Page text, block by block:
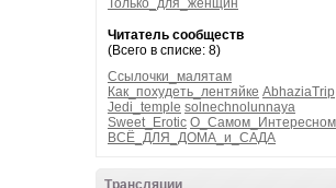
Только_для_женщин
Читатель сообществ
(Всего в списке: 8)
Ссылочки_малятам
Как_похудеть_лентяйке AbhaziaTrip
Jedi_temple solnechnolunnaya
Sweet_Erotic О_Самом_Интересном
ВСЁ_ДЛЯ_ДОМА_и_САДА
Трансляции